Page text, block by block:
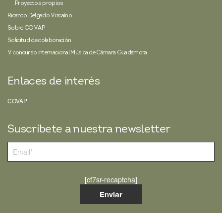
Proyectos propios
Ricardo Delgado Vizcaíno
Sobre COVAP
Solicitud de colaboración
V concurso internacional Música de Cámara Guadamora
Enlaces de interés
COVAP
Suscríbete a nuestra newsletter
[cf7sr-recaptcha]